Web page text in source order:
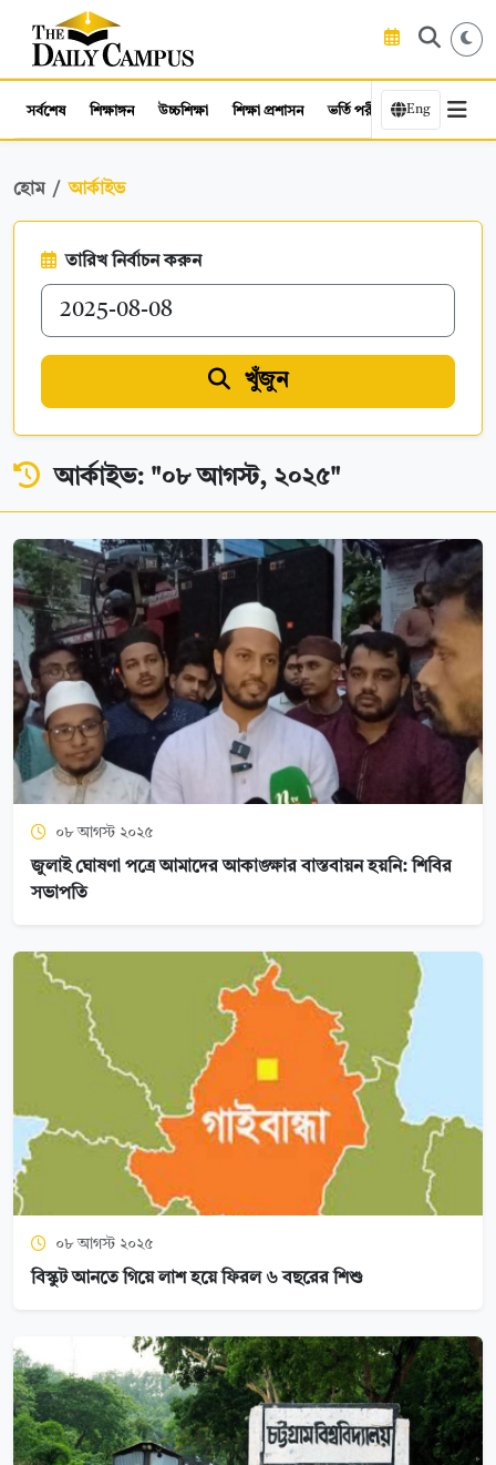
সর্বশেষ শিক্ষাঙ্গন উচ্চশিক্ষা শিক্ষা প্রশাসন ভর্তি পরীক্ষা কর্মসংস্থান
Eng
হোম আর্কাইভ
তারিখ নির্বাচন করুন
খুঁজুন
আর্কাইভ: "০৮ আগস্ট, ২০২৫"
০৮ আগস্ট ২০২৫
জুলাই ঘোষণা পত্রে আমাদের আকাঙ্ক্ষার বাস্তবায়ন হয়নি: শিবির
সভাপতি
০৮ আগস্ট ২০২৫
বিস্কুট আনতে গিয়ে লাশ হয়ে ফিরল ৬ বছরের শিশু